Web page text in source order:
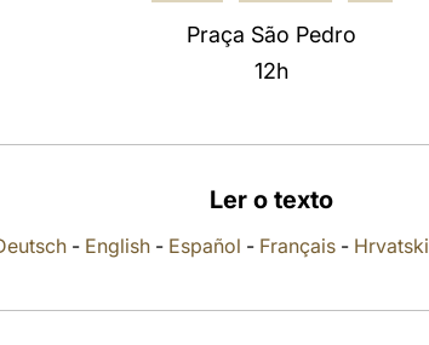
Praça São Pedro
12h
Ler o texto
- English- Español - Français- Hrvatski